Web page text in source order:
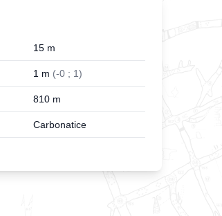
15 m
1 m (-0 ; 1)
810 m
Carbonatice